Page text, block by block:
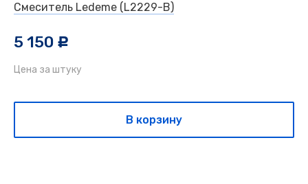
Смеситель Ledeme (L2229-В)
5 150 c
Цена за штуку
В корзину